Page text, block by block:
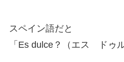
スペイン語だと
「Es dulce？（エス ドゥル